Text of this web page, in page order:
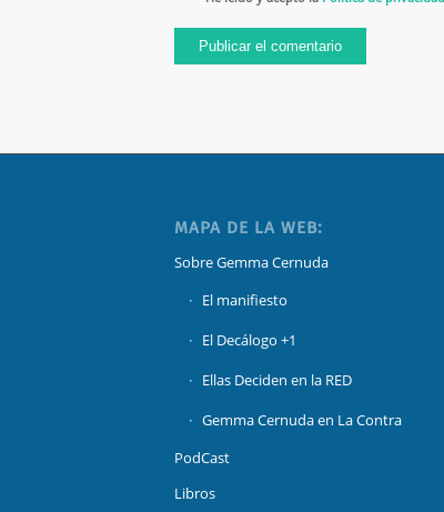
MAPA DE LA WEB:
Sobre Gemma Cernuda
El manifiesto
El Decálogo +1
Ellas Deciden en la RED
Gemma Cernuda en La Contra
PodCast
Libros